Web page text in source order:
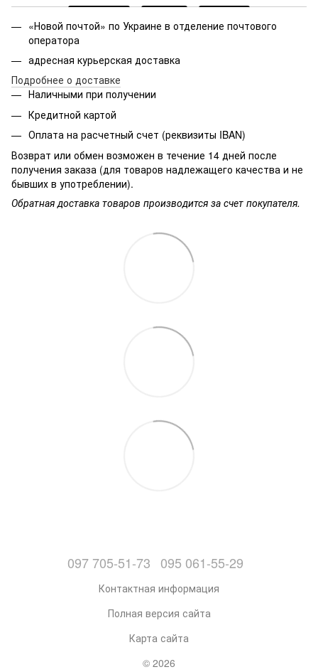
«Новой почтой» по Украине в отделение почтового
оператора
адресная курьерская доставка
Подробнее о доставке
Наличными при получении
Кредитной картой
Оплата на расчетный счет (реквизиты IBAN)
Возврат или обмен возможен в течение 14 дней после
получения заказа (для товаров надлежащего качества и не
бывших в употреблении).
Обратная доставка товаров производится за счет покупателя.
097 705-51-73 095 061-55-29
Контактная информация
Полная версия сайта
Карта сайта
© 2026